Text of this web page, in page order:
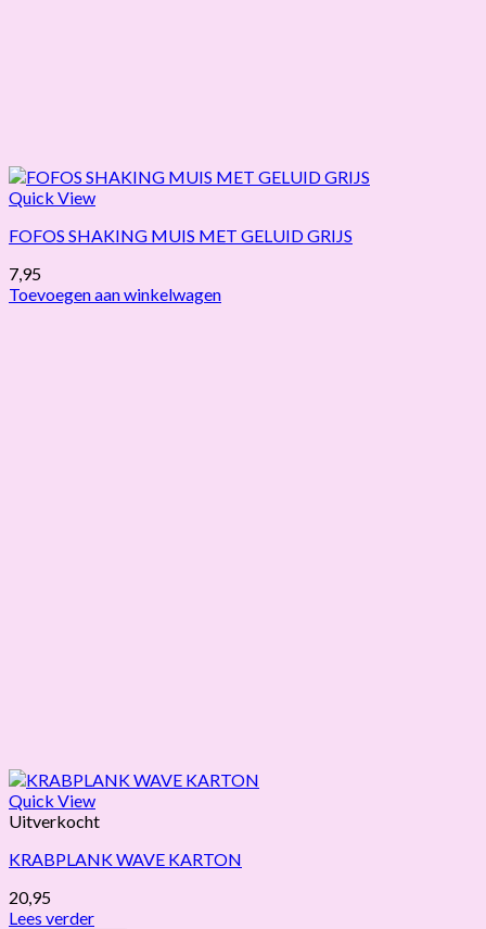
Quick View
FOFOS SHAKING MUIS MET GELUID GRIJS
7,95
Toevoegen aan winkelwagen
Quick View
Uitverkocht
KRABPLANK WAVE KARTON
20,95
Lees verder